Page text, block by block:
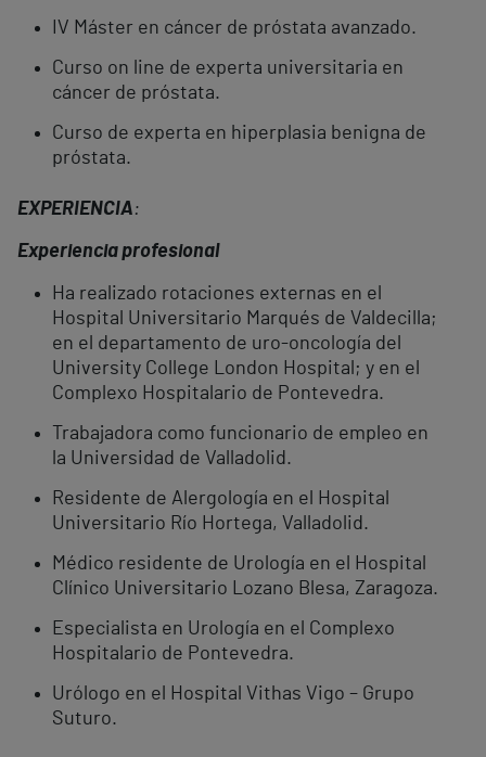
IV Máster en cáncer de próstata avanzado.
Curso on line de experta universitaria en
cáncer de próstata.
Curso de experta en hiperplasia benigna de
próstata.
EXPERIENCIA:
Experiencia profesional
Ha realizado rotaciones externas en el
Hospital Universitario Marqués de Valdecilla;
en el departamento de uro-oncología del
University College London Hospital; y en el
Complexo Hospitalario de Pontevedra.
Trabajadora como funcionario de empleo en
la Universidad de Valladolid.
Residente de Alergología en el Hospital
Universitario Río Hortega, Valladolid.
Médico residente de Urología en el Hospital
Clínico Universitario Lozano Blesa, Zaragoza.
Especialista en Urología en el Complexo
Hospitalario de Pontevedra.
Urólogo en el Hospital Vithas Vigo – Grupo
Suturo.